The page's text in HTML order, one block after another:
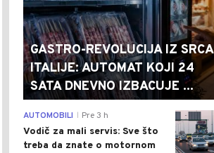
GASTRO-REVOLUCIJA IZ SRCA
ITALIJE: AUTOMAT KOJI 24
SATA DNEVNO IZBACUJE ...
AUTOMOBILI Pre 3 h
Vodič za mali servis: Sve što
treba da znate o motornom